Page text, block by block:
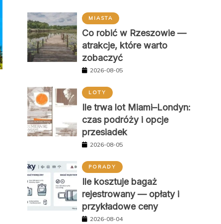
MIASTA
Co robić w Rzeszowie —
atrakcje, które warto
zobaczyć
2026-08-05
LOTY
Ile trwa lot Miami–Londyn:
czas podróży i opcje
przesiadek
2026-08-05
PORADY
Ile kosztuje bagaż
rejestrowany — opłaty i
przykładowe ceny
2026-08-04